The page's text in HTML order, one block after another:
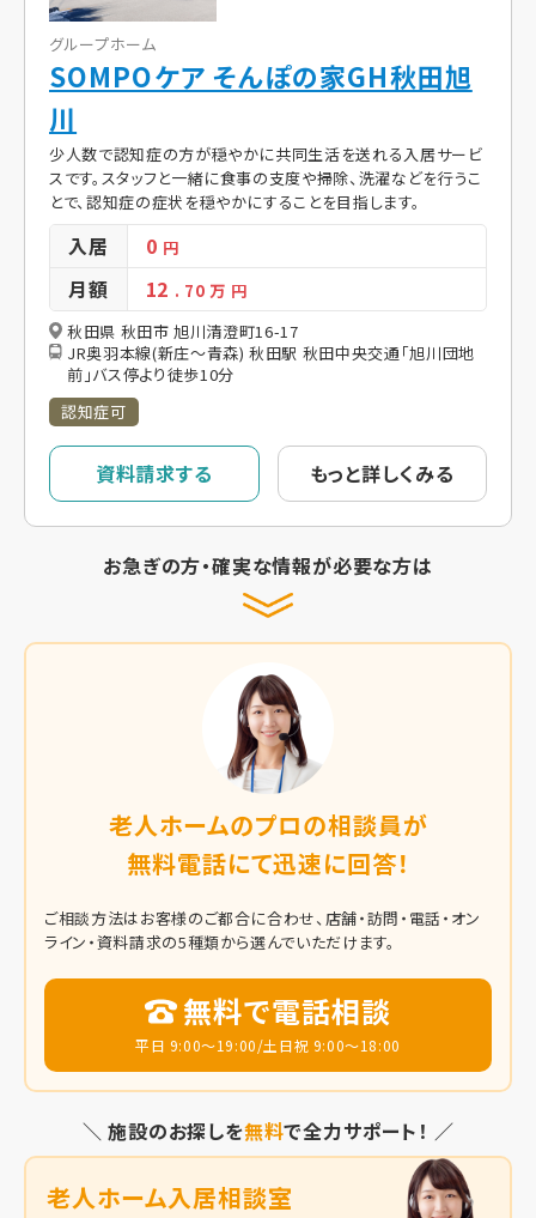
グループホーム
SOMPOケア そんぽの家GH秋田旭
川
少人数で認知症の方が穏やかに共同生活を送れる入居サービ
スです。スタッフと一緒に食事の支度や掃除、洗濯などを行うこ
とで、認知症の症状を穏やかにすることを目指します。
入居 0 円
月額 12 . 70万 円
秋田県 秋田市 旭川清澄町16-17
JR奥羽本線(新庄～青森) 秋田駅 秋田中央交通「旭川団地
前」バス停より徒歩10分
認知症可
資料請求する もっと詳しくみる
お急ぎの方・確実な情報が必要な方は
老人ホームのプロの相談員が
無料電話にて迅速に回答！
ご相談方法はお客様のご都合に合わせ、店舗・訪問・電話・オン
ライン・資料請求の5種類から選んでいただけます。
無料で電話相談
平日 9:00～19:00/土日祝 9:00～18:00
＼ 施設のお探しを無料で全力サポート！ ／
老人ホーム入居相談室